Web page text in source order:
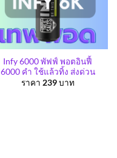
Infy 6000 พัฟฟ์ พอตอินฟี้
6000 คำ ใช้แล้วทิ้ง ส่งด่วน
ราคา 239บาท